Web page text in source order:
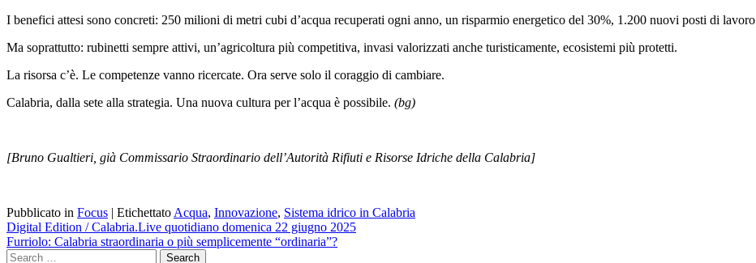
I benefici attesi sono concreti: 250 milioni di metri cubi d’acqua recuperati ogni anno, un risparmio energetico del 30%, 1.200 nuovi posti di lavoro
Ma soprattutto: rubinetti sempre attivi, un’agricoltura più competitiva, invasi valorizzati anche turisticamente, ecosistemi più protetti.
La risorsa c’è. Le competenze vanno ricercate. Ora serve solo il coraggio di cambiare.
Calabria, dalla sete alla strategia. Una nuova cultura per l’acqua è possibile. (bg)
[Bruno Gualtieri, già Commissario Straordinario dell’Autorità Rifiuti e Risorse Idriche della Calabria]
Pubblicato in Focus | Etichettato Acqua, Innovazione, Sistema idrico in Calabria
Navigazione
articoli
Digital Edition / Calabria.Live quotidiano domenica 22 giugno 2025
Furriolo: Calabria straordinaria o più semplicemente “ordinaria”?